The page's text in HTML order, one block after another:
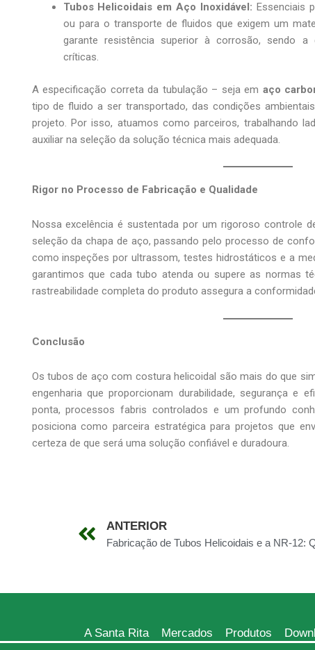
Tubos Helicoidais em Aço Inoxidável: Essenciais
ou para o transporte de fluidos que exigem um
garante resistência superior à corrosão, sendo a
críticas.
A especificação correta da tubulação – seja em aço
tipo de fluido a ser transportado, das condições
projeto. Por isso, atuamos como parceiros, trabalhando
auxiliar na seleção da solução técnica mais adequada.
Rigor no Processo de Fabricação e Qualidade
Nossa excelência é sustentada por um rigoroso controle
seleção da chapa de aço, passando pelo processo de
como inspeções por ultrassom, testes hidrostáticos e a
garantimos que cada tubo atenda ou supere as normas
rastreabilidade completa do produto assegura a
Conclusão
Os tubos de aço com costura helicoidal são mais do que
engenharia que proporcionam durabilidade, segurança e
ponta, processos fabris controlados e um profundo
posiciona como parceira estratégica para projetos que
certeza de que será uma solução confiável e duradoura.
ANTERIOR
A Santa Rita Mercados Produtos